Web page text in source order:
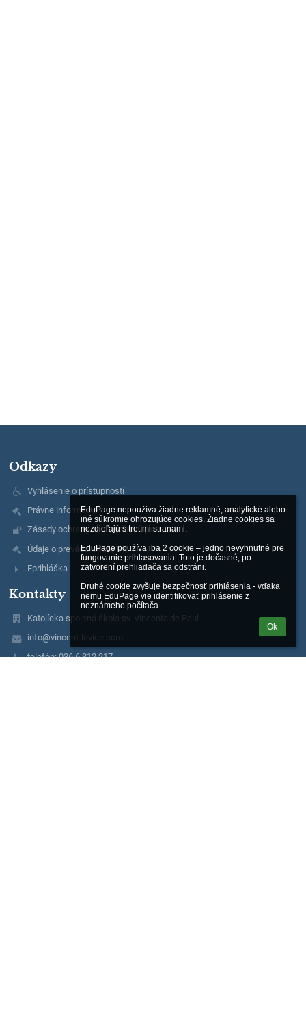
EduPage nepoužíva žiadne reklamné, analytické alebo
iné súkromie ohrozujúce cookies. Žiadne cookies sa
nezdieľajú s tretími stranami.
EduPage používa iba 2 cookie – jedno nevyhnutné pre
fungovanie prihlasovania. Toto je dočasné, po
zatvorení prehliadača sa odstráni.
Druhé cookie zvyšuje bezpečnosť prihlásenia - vďaka
nemu EduPage vie identifikovať prihlásenie z
neznámeho počítača.
Ok
Odkazy
Vyhlásenie o prístupnosti
Právne informácie
Zásady ochrany osobných údajov
Údaje o prevádzkovateľovi
Eprihláška
Kontakty
Katolícka spojená škola sv. Vincenta de Paul
info@vincent-levice.com
telefón: 036 6 312 217